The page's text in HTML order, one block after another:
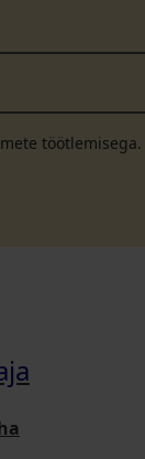
töötlemisega.